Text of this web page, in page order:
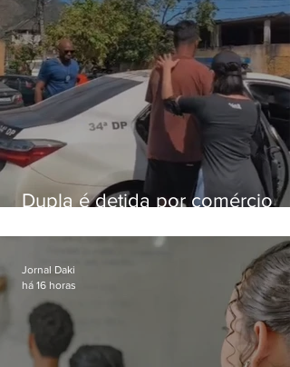
Dupla é detida por comércio
Bangu
Jornal Daki
há 16 horas